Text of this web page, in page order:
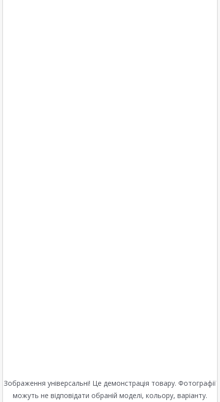
Зображення універсальні! Це демонстрація товару. Фотографії
можуть не відповідати обраній моделі, кольору, варіанту.